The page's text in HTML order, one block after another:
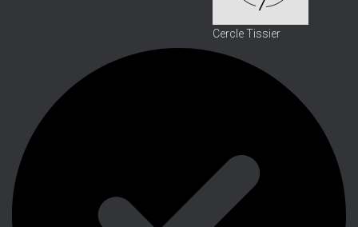
Cercle Tissier